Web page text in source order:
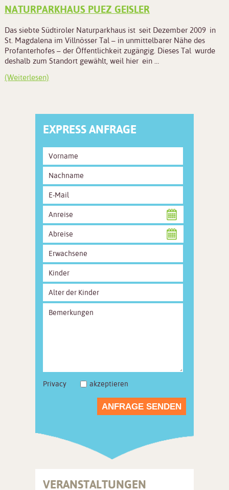
NATURPARKHAUS PUEZ GEISLER
Das siebte Südtiroler Naturparkhaus ist seit Dezember 2009 in
St. Magdalena im Villnösser Tal – in unmittelbarer Nähe des
Profanterhofes – der Öffentlichkeit zugängig. Dieses Tal wurde
deshalb zum Standort gewählt, weil hier ein …
(Weiterlesen)
EXPRESS ANFRAGE
Privacy akzeptieren
ANFRAGE SENDEN
VERANSTALTUNGEN